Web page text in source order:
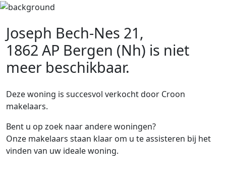
Joseph Bech-Nes 21,
1862 AP Bergen (Nh) is niet
meer beschikbaar.
Deze woning is succesvol verkocht door Croon
makelaars.
Bent u op zoek naar andere woningen?
Onze makelaars staan klaar om u te assisteren bij het
vinden van uw ideale woning.